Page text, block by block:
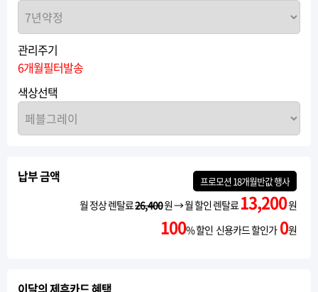
관리주기
6개월필터발송
색상선택
납부 금액 프로모션18개월반값행사
월 정상 렌탈료26,400원 → 월 할인 렌탈료13,200원
100% 할인 신용카드 할인가 0원
이달의 제휴카드 혜택